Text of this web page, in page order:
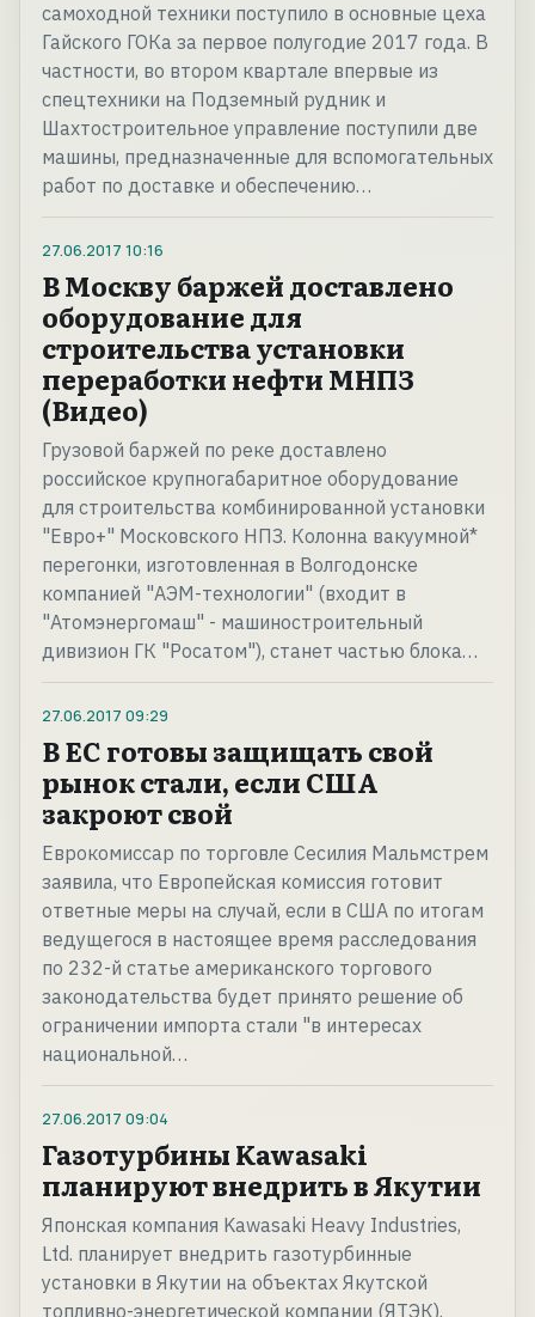
самоходной техники поступило в основные цеха
Гайского ГОКа за первое полугодие 2017 года. В
частности, во втором квартале впервые из
спецтехники на Подземный рудник и
Шахтостроительное управление поступили две
машины, предназначенные для вспомогательных
работ по доставке и обеспечению…
27.06.2017 10:16
В Москву баржей доставлено
оборудование для
строительства установки
переработки нефти МНПЗ
(Видео)
Грузовой баржей по реке доставлено
российское крупногабаритное оборудование
для строительства комбинированной установки
"Евро+" Московского НПЗ. Колонна вакуумной*
перегонки, изготовленная в Волгодонске
компанией "АЭМ-технологии" (входит в
"Атомэнергомаш" - машиностроительный
дивизион ГК "Росатом"), станет частью блока…
27.06.2017 09:29
В ЕС готовы защищать свой
рынок стали, если США
закроют свой
Еврокомиссар по торговле Сесилия Мальмстрем
заявила, что Европейская комиссия готовит
ответные меры на случай, если в США по итогам
ведущегося в настоящее время расследования
по 232-й статье американского торгового
законодательства будет принято решение об
ограничении импорта стали "в интересах
национальной…
27.06.2017 09:04
Газотурбины Kawasaki
планируют внедрить в Якутии
Японская компания Kawasaki Heavy Industries,
Ltd. планирует внедрить газотурбинные
установки в Якутии на объектах Якутской
топливно-энергетической компании (ЯТЭК).